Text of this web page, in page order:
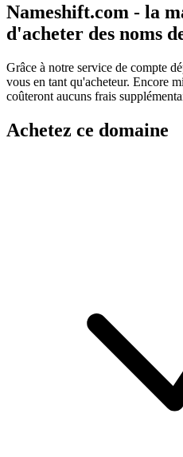
Nameshift.com - la
d'acheter des noms
Grâce à notre service de compte
vous en tant qu'acheteur. Encore
coûteront aucuns frais
Achetez ce domaine